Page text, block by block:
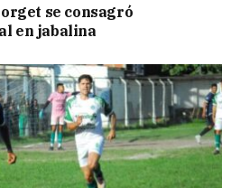
se consagró
en jabalina